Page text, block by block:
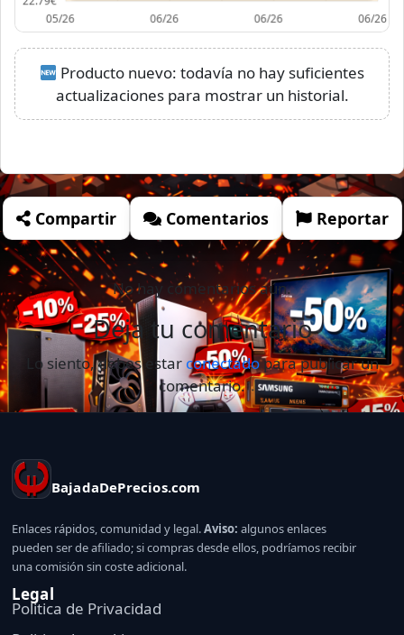
Producto nuevo: todavía no hay suficientes
actualizaciones para mostrar un historial.
Compartir Comentarios Reportar
No hay comentarios aún.
Deja tu comentario
Lo siento, debes estar conectadopara publicar un
comentario.
BajadaDePrecios.com
Enlaces rápidos, comunidad y legal.Aviso: algunos enlaces
pueden ser de afiliado; si compras desde ellos, podríamos recibir
una comisión sin coste adicional.
Legal
Politica de Privacidad